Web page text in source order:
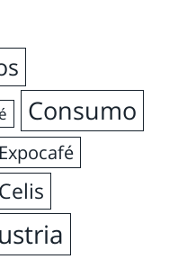
Consumo
Expocafé